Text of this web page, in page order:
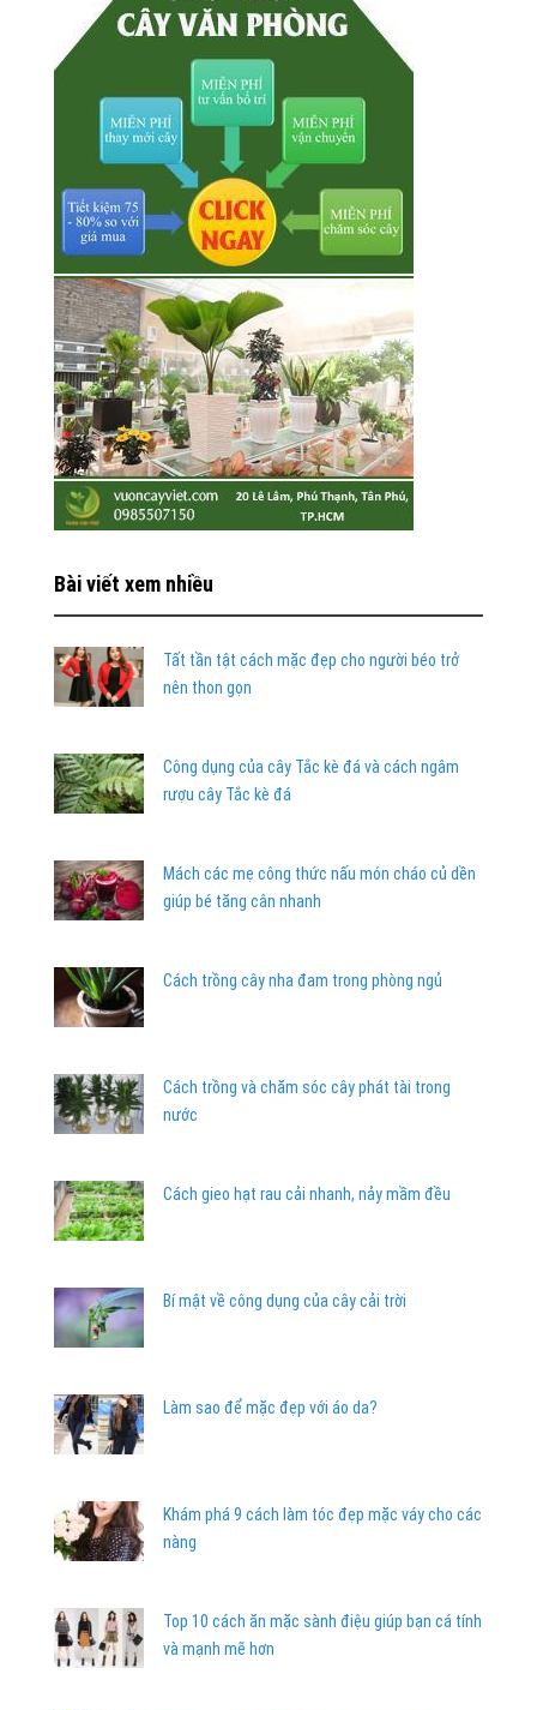
Bài viết xem nhiều
Tất tần tật cách mặc đẹp cho người béo trở
nên thon gọn
Công dụng của cây Tắc kè đá và cách ngâm
rượu cây Tắc kè đá
Mách các mẹ công thức nấu món cháo củ dền
giúp bé tăng cân nhanh
Cách trồng cây nha đam trong phòng ngủ
Cách trồng và chăm sóc cây phát tài trong
nước
Cách gieo hạt rau cải nhanh, nảy mầm đều
Bí mật về công dụng của cây cải trời
Làm sao để mặc đẹp với áo da?
Khám phá 9 cách làm tóc đẹp mặc váy cho các
nàng
Top 10 cách ăn mặc sành điệu giúp bạn cá tính
và mạnh mẽ hơn